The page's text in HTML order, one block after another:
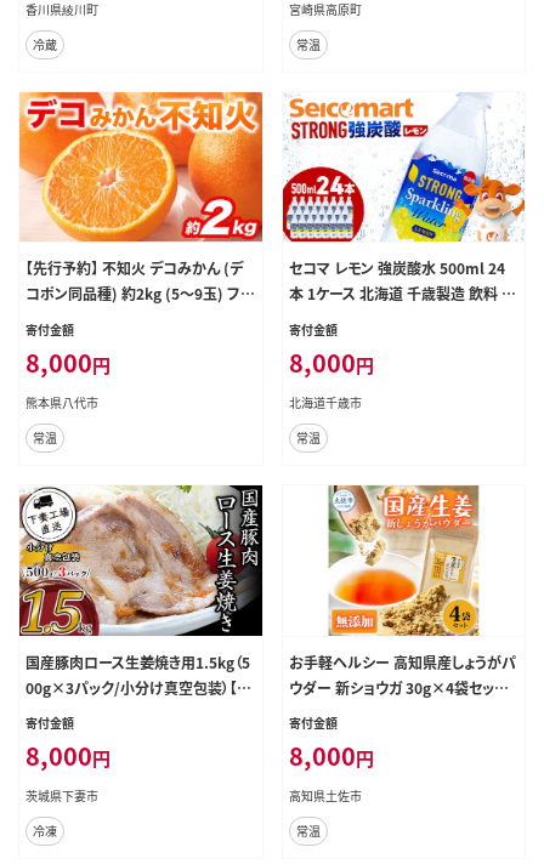
香川県綾川町
冷蔵
宮崎県高原町
常温
【先行予約】 不知火 デコみかん (デ
コポン同品種) 約2kg (5～9玉) フル
ーツ くだもの 果物 みかん 蜜柑 ミカ
ン 柑橘 おやつ デザート 旬 熊本県
八代市 【2027年2月上旬より順次発
送】
寄付金額
8,000円
熊本県八代市
常温
セコマ レモン 強炭酸水 500ml 24
本 1ケース 北海道 千歳製造 飲料 炭
酸 ペットボトル セイコーマート
寄付金額
8,000円
北海道千歳市
常温
国産豚肉ロース生姜焼き用1.5kg（5
00g×3パック/小分け真空包装）【下
妻工場直送】【豚肉 ロース セット パ
便利 お弁当 マルリン】
寄付金額
8,000円
茨城県下妻市
冷凍
お手軽ヘルシー 高知県産しょうがパ
ウダー 新ショウガ 30g×4袋セット /
生姜パウダー 国産 しょうが ショウガ
菓子づくり【カトレア】 [BQBC003]
寄付金額
8,000円
高知県土佐市
常温